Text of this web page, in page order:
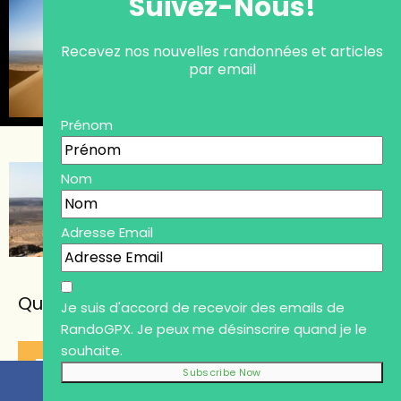
Quelques guides et lectures
Recevez nos nouvelles randonnées et articles
par email
Prénom
Nom
Adresse Email
Je suis d'accord de recevoir des emails de
RandoGPX. Je peux me désinscrire quand je le
souhaite.